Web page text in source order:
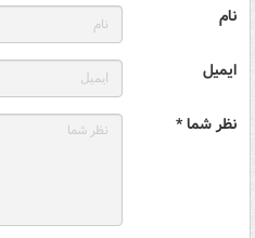
نام
ایمیل
نظر شما *